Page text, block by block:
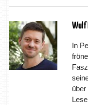
Wulf
In